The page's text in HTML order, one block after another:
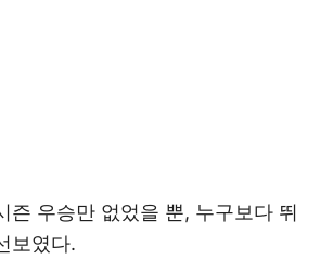
즌 우승만 없었을 뿐, 누구보다 뛰
보였다.